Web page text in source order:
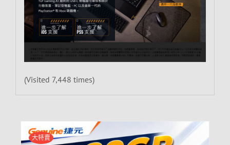
(Visited 7,448 times)
大特賣